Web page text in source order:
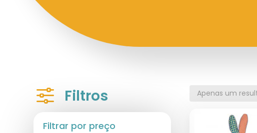
f Filtros
Filtrar por preço
Apenas um